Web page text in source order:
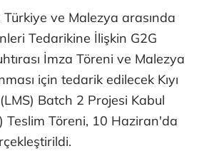
Türkiye ve Malezya arasında
Tedarikine İlişkin G2G
İmza Töreni ve Malezya
için tedarik edilecek Kıyı
Batch 2 Projesi Kabul
Teslim Töreni, 10 Haziran'da